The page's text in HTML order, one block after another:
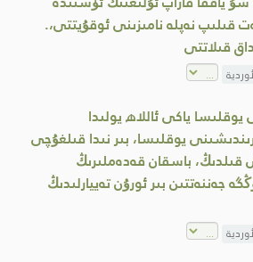
نەپلە نامىزىنى ئوقۇيتتى،.
قىلاتتى
ياكى ئاللاھ يولىدا
يوقلىسا، بىر نىدا قىلغۇچى
باسقان قەدەملىرىڭ
جەننەتتىن بىر ئورۇن تەييارلىدىڭ